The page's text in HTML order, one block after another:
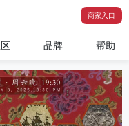
商家入口
品牌 帮助